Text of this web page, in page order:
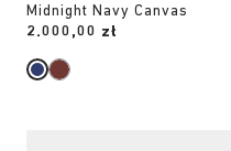
Midnight Navy Canvas
Price:
2.000,00 zł